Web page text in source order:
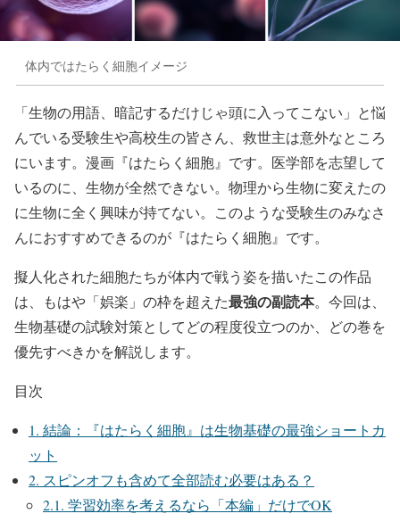
体内ではたらく細胞イメージ
「生物の用語、暗記するだけじゃ頭に入ってこない」と悩
んでいる受験生や高校生の皆さん、救世主は意外なところ
にいます。漫画『はたらく細胞』です。医学部を志望して
いるのに、生物が全然できない。物理から生物に変えたの
に生物に全く興味が持てない。このような受験生のみなさ
んにおすすめできるのが『はたらく細胞』です。
擬人化された細胞たちが体内で戦う姿を描いたこの作品
は、もはや「娯楽」の枠を超えた最強の副読本。今回は、
生物基礎の試験対策としてどの程度役立つのか、どの巻を
優先すべきかを解説します。
目次
1. 結論：『はたらく細胞』は生物基礎の最強ショートカ
ット
2. スピンオフも含めて全部読む必要はある？
2.1. 学習効率を考えるなら「本編」だけでOK